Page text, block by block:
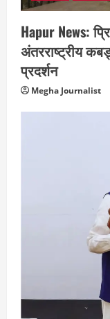
Hapur News:
अंतरराष्ट्रीय
प्रदर्शन
Megha Journalist